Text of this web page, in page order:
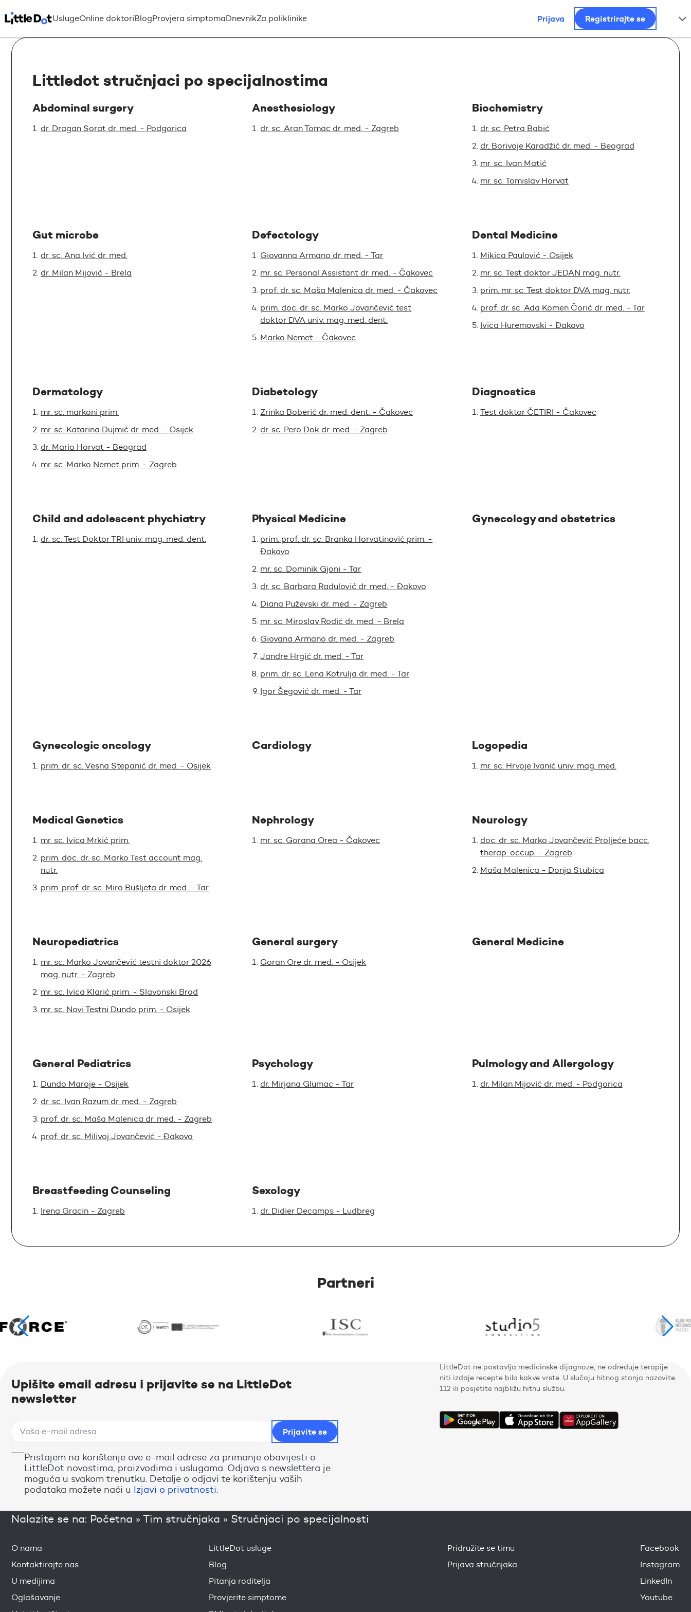
UslugeOnline doktoriBlogProvjera simptomaDnevnikZa poliklinike Prijava Registrirajte se
Littledot stručnjaci po specijalnostima
Abdominal surgery
dr. Dragan Sorat dr. med. - Podgorica
Anesthesiology
dr. sc. Aran Tomac dr. med. - Zagreb
Biochemistry
dr. sc. Petra Babić
dr. Borivoje Karadžić dr. med. - Beograd
mr. sc. Ivan Matić
mr. sc. Tomislav Horvat
Gut microbe
dr. sc. Ana Ivić dr. med.
dr. Milan Mijović - Brela
Defectology
Giovanna Armano dr. med. - Tar
mr. sc. Personal Assistant dr. med. - Čakovec
prof. dr. sc. Maša Malenica dr. med. - Čakovec
prim. doc. dr. sc. Marko Jovančević test
doktor DVA univ. mag. med. dent.
Marko Nemet - Čakovec
Dental Medicine
Mikica Paulović - Osijek
mr. sc. Test doktor JEDAN mag. nutr.
prim. mr. sc. Test doktor DVA mag. nutr.
prof. dr. sc. Ada Komen Čorić dr. med. - Tar
Ivica Huremovski - Đakovo
Dermatology
mr. sc. markoni prim.
mr. sc. Katarina Dujmić dr. med. - Osijek
dr. Mario Horvat - Beograd
mr. sc. Marko Nemet prim. - Zagreb
Diabetology
Zrinka Boberić dr. med. dent. - Čakovec
dr. sc. Pero Dok dr. med. - Zagreb
Diagnostics
Test doktor ČETIRI - Čakovec
Child and adolescent phychiatry
dr. sc. Test Doktor TRI univ. mag. med. dent.
Physical Medicine
prim. prof. dr. sc. Branka Horvatinović prim. -
Đakovo
mr. sc. Dominik Gjoni - Tar
dr. sc. Barbara Radulović dr. med. - Đakovo
Diana Puževski dr. med. - Zagreb
mr. sc. Miroslav Rodić dr. med. - Brela
Giovana Armano dr. med. - Zagreb
Jandre Hrgić dr. med. - Tar
prim. dr. sc. Lena Kotrulja dr. med. - Tar
Igor Šegović dr. med. - Tar
Gynecology and obstetrics
Gynecologic oncology
prim. dr. sc. Vesna Stepanić dr. med. - Osijek
Cardiology Logopedia
mr. sc. Hrvoje Ivanić univ. mag. med.
Medical Genetics
mr. sc. Ivica Mrkić prim.
prim. doc. dr. sc. Marko Test account mag.
nutr.
prim. prof. dr. sc. Miro Bušljeta dr. med. - Tar
Nephrology
mr. sc. Gorana Orea - Čakovec
Neurology
doc. dr. sc. Marko Jovančević Proljeće bacc.
therap. occup. - Zagreb
Maša Malenica - Donja Stubica
Neuropediatrics
mr. sc. Marko Jovančević testni doktor 2026
mag. nutr. - Zagreb
mr. sc. Ivica Klarić prim. - Slavonski Brod
mr. sc. Novi Testni Dundo prim. - Osijek
General surgery
Goran Ore dr. med. - Osijek
General Medicine
General Pediatrics
Dundo Maroje - Osijek
dr. sc. Ivan Razum dr. med. - Zagreb
prof. dr. sc. Maša Malenica dr. med. - Zagreb
prof. dr. sc. Milivoj Jovančević - Đakovo
Psychology
dr. Mirjana Glumac - Tar
Pulmology and Allergology
dr. Milan Mijović dr. med. - Podgorica
Breastfeeding Counseling
Irena Gracin - Zagreb
Sexology
dr. Didier Decamps - Ludbreg
Partneri
Upišite email adresu i prijavite se na LittleDot
newsletter
Pristajem na korištenje ove e-mail adrese za primanje obavijesti o
LittleDot novostima, proizvodima i uslugama. Odjava s newslettera je
moguća u svakom trenutku. Detalje o odjavi te korištenju vaših
podataka možete naći u Izjavi o privatnosti.
LittleDot ne postavlja medicinske dijagnoze, ne određuje terapije
niti izdaje recepte bilo kakve vrste. U slučaju hitnog stanja nazovite
112 ili posjetite najbližu hitnu službu.
Nalazite se na: Početna » Tim stručnjaka » Stručnjaci po specijalnosti
O nama
Kontaktirajte nas
U medijima
Oglašavanje
LittleDot usluge
Blog
Pitanja roditelja
Provjerite simptome
Pridružite se timu
Prijava stručnjaka
Facebook
Instagram
LinkedIn
Youtube